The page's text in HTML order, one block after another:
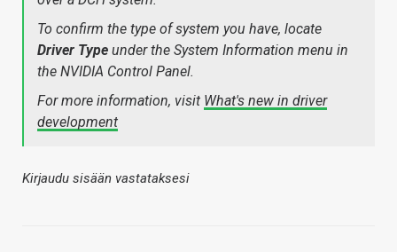
To confirm the type of system you have, locate
Driver Type under the System Information menu in
the NVIDIA Control Panel.
For more information, visit What's new in driver
development
Kirjaudu sisään vastataksesi